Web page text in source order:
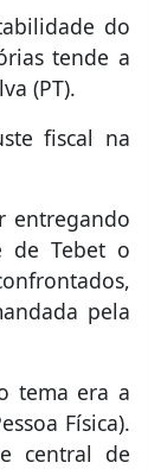
do
tende a
(PT).
fiscal na
entregando
de Tebet o
pela
tema era a
Física).
central de